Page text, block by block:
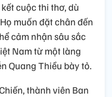
cuộc thi thơ, dù
muốn đặt chân đến
cảm nhận sâu sắc
Nam từ một làng
Quang Thiều bày tỏ.
thành viên Ban